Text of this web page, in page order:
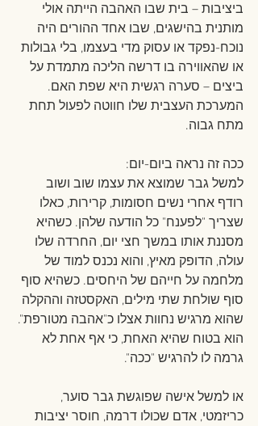
ביציבות – בית שבו האהבה הייתה אולי
מותנית בהישגים, שבו אחד ההורים היה
נוכח-נפקד או עסוק מדי בעצמו, בלי גבולות
או שהאווירה בו דרשה הליכה מתמדת על
ביצים – סערה רגשית היא שפת האם.
המערכת העצבית שלו חווטה לפעול תחת
מתח גבוה.
ככה זה נראה ביום-יום:
למשל גבר שמוצא את עצמו שוב ושוב
רודף אחרי נשים חסומות, קרירות, כאלו
שצריך "לפענח" כל הודעה שלהן. כשהיא
מסננת אותו במשך חצי יום, החרדה שלו
עולה, הדופק מאיץ, והוא נכנס למוד של
מלחמה על חייהם של היחסים. כשהיא סוף
סוף שולחת שתי מילים, האקסטזה וההקלה
שהוא מרגיש נחוות אצלו כ"אהבה מטורפת".
הוא בטוח שהיא האחת, כי אף אחת לא
גרמה לו להרגיש "ככה".
או למשל אישה שפוגשת גבר סוער,
כריזמטי, אדם שכולו דרמה, חוסר יציבות